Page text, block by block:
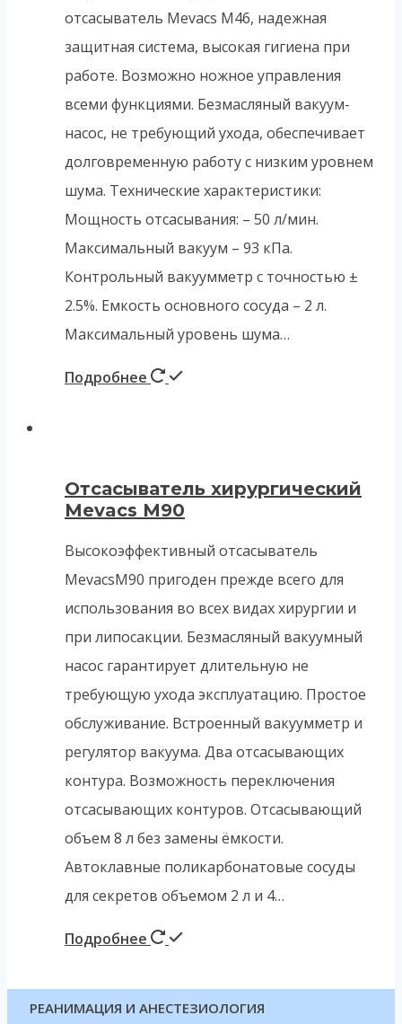
отсасыватель Mevacs M46, надежная
защитная система, высокая гигиена при
работе. Возможно ножное управления
всеми функциями. Безмасляный вакуум-
насос, не требующий ухода, обеспечивает
долговременную работу с низким уровнем
шума. Технические характеристики:
Мощность отсасывания: – 50 л/мин.
Максимальный вакуум – 93 кПа.
Контрольный вакуумметр с точностью ±
2.5%. Емкость основного сосуда – 2 л.
Максимальный уровень шума…
Подробнее
Отсасыватель хирургический
Mevacs M90
Высокоэффективный отсасыватель
MevacsM90 пригоден прежде всего для
использования во всех видах хирургии и
при липосакции. Безмасляный вакуумный
насос гарантирует длительную не
требующую ухода эксплуатацию. Простое
обслуживание. Встроенный вакуумметр и
регулятор вакуума. Два отсасывающих
контура. Возможность переключения
отсасывающих контуров. Отсасывающий
объем 8 л без замены ёмкости.
Автоклавные поликарбонатовые сосуды
для секретов объемом 2 л и 4…
Подробнее
РЕАНИМАЦИЯ И АНЕСТЕЗИОЛОГИЯ